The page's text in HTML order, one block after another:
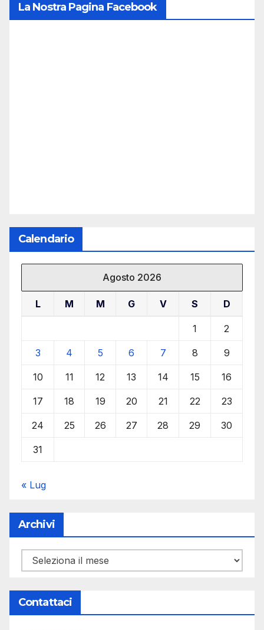
La Nostra Pagina Facebook
Calendario
Agosto 2026
L M M G V S D
1 2
3 4 5 6 7 8 9
10 11 12 13 14 15 16
17 18 19 20 21 22 23
24 25 26 27 28 29 30
31
« Lug
Archivi
Archivi
Contattaci